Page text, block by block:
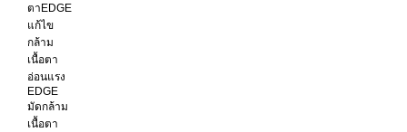
ตาEDGE
แก้ไข
กล้าม
เนื้อตา
อ่อนแรง
EDGE
มัดกล้าม
เนื้อตา